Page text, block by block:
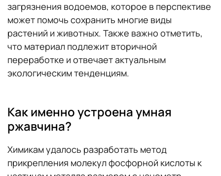
загрязнения водоемов, которое в перспективе
может помочь сохранить многие виды
растений и животных. Также важно отметить,
что материал подлежит вторичной
переработке и отвечает актуальным
экологическим тенденциям.
Как именно устроена умная
ржавчина?
Химикам удалось разработать метод
прикрепления молекул фосфорной кислоты к